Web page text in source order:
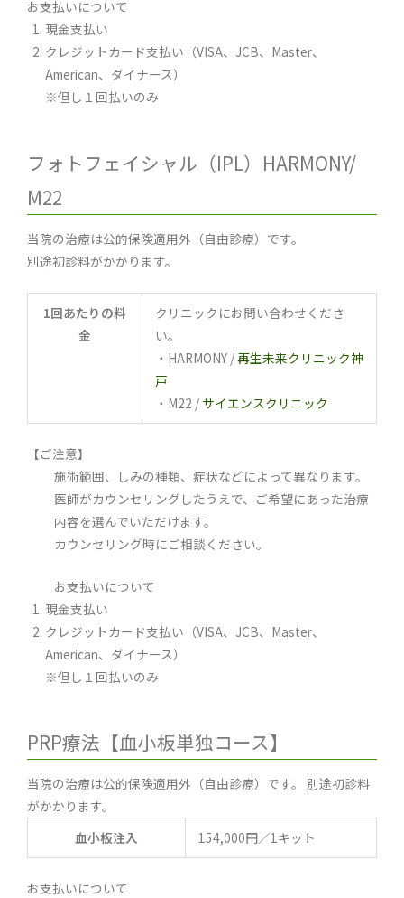
お支払いについて
現金支払い
クレジットカード支払い（VISA、JCB、Master、
American、ダイナース）
※但し１回払いのみ
フォトフェイシャル（IPL）HARMONY/
M22
当院の治療は公的保険適用外（自由診療）です。
別途初診料がかかります。
1回あたりの料
金
クリニックにお問い合わせくださ
い。
・HARMONY /再生未来クリニック神
戸
・M22 / サイエンスクリニック
【ご注意】
施術範囲、しみの種類、症状などによって異なります。
医師がカウンセリングしたうえで、ご希望にあった治療
内容を選んでいただけます。
カウンセリング時にご相談ください。
お支払いについて
現金支払い
クレジットカード支払い（VISA、JCB、Master、
American、ダイナース）
※但し１回払いのみ
PRP療法【血小板単独コース】
当院の治療は公的保険適用外（自由診療）です。 別途初診料
がかかります。
血小板注入
154,000円／1キット
お支払いについて